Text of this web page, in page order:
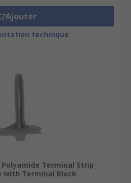
Ajouter
technique
Terminal Strip
with Terminal Block